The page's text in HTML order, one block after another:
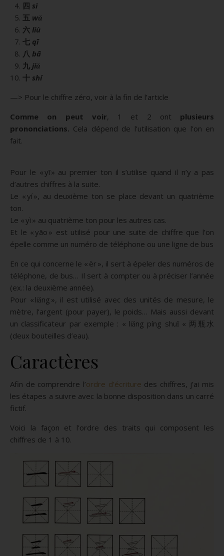
四 sì
五 wǔ
六 liù
七 qī
八 bā
九 jiǔ
十 shí
—> Pour le chiffre zéro, voir à la fin de l’article
Comme on peut voir, 1 et 2 ont plusieurs
prononciations. Cela dépend de l’utilisation que l’on en
fait.
Pour le « yī » au premier ton il s’utilise quand il n’y a pas
d’autres chiffres à la suite.
Le « yí », au deuxième ton se place devant un quatrième
ton.
Le « yì » au quatrième ton pour les autres cas.
Et le « yāo » est utilisé pour une suite de chiffre que l’on
épelle comme un numéro de téléphone ou une ligne de bus
En ce qui concerne le « èr », il sert à épeler des numéros de
téléphone, de bus… Il sert à compter ou à préciser l’année
(ex.: la deuxième année).
Pour « liǎng », il est utilisé avec des unités de mesure, le
mètre, l’argent (pour payer), le poids… Mais aussi devant
un classificateur par exemple : « liǎng píng shuǐ « 两瓶水
(deux bouteilles d’eau).
Caractères
Afin de comprendre l’ordre d’écriture des chiffres, j’ai mis
les étapes a suivre avec la bonne disposition dans un carré
fictif.
Voici la façon et l’ordre des traits qui composent les
chiffres de 1 à 10.